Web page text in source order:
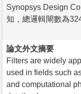
Synopsys Design
知，總邏輯閘數為
論文外文摘要
Filters are widely
used in fields such
and computational